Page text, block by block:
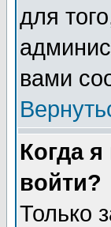
для
вами
Когда
войти?
Только